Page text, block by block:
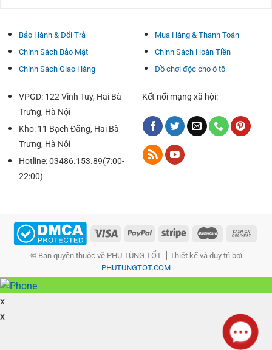
Bạt lấp chống nắng cho xe cộ xe hơi được thiết kế với đơn
giản dễ dàng & dễ dàng đính bỏ lên trên xe cộ.
Nó có thể được gấp gọn và giữ lại trong chặn cất của xe
khi không sử dụng.
CẤU TẠO CỦA BẠT CHỐNG NẮNG XE Ô TÔ
Bảo Hành & Đổi Trả
Chính Sách Bảo Mật
Chính Sách Giao Hàng
Mua Hàng & Thanh Toán
Chính Sách Hoàn Tiền
Đồ chơi độc cho ô tô
VPGD: 122 Vĩnh Tuy, Hai Bà
Trưng, Hà Nội
Kho: 11 Bạch Đằng, Hai Bà
Trưng, Hà Nội
Hotline: 03486.153.89(7:00-
22:00)
Kết nối mạng xã hội:
© Bản quyền thuộc về PHỤ TÙNG TỐT
Thiết kế và duy trì bởi
PHUTUNGTOT.COM
x
x